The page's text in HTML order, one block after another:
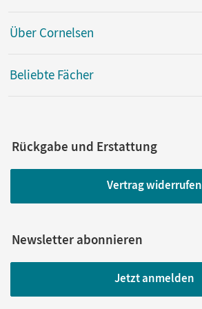
Über Cornelsen
Beliebte Fächer
Rückgabe und Erstattung
Vertrag widerrufen
Newsletter abonnieren
Jetzt anmelden